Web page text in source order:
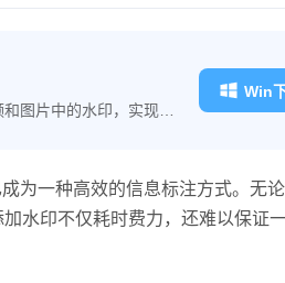
图片中的水印，实现快
Win
为一种高效的信息标注方式。无
水印不仅耗时费力，还难以保证